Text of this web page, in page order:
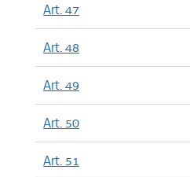
Art. 47
Art. 48
Art. 49
Art. 50
Art. 51